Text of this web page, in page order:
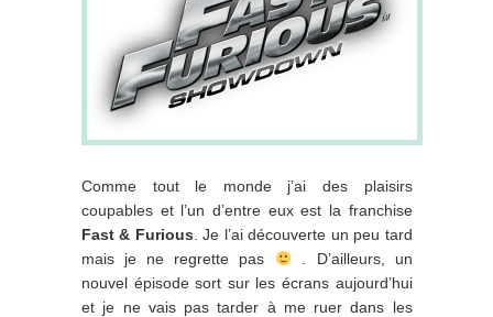
Comme tout le monde j’ai des plaisirs
coupables et l’un d’entre eux est la franchise
Fast & Furious. Je l’ai découverte un peu tard
mais je ne regrette pas
. D’ailleurs, un
nouvel épisode sort sur les écrans aujourd’hui
et je ne vais pas tarder à me ruer dans les